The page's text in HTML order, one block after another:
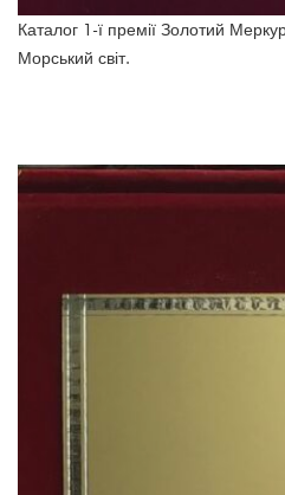
Каталог 1-ї премії Золотий
Морський світ.